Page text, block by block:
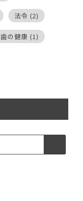
法令 (2)
歯の健康 (1)